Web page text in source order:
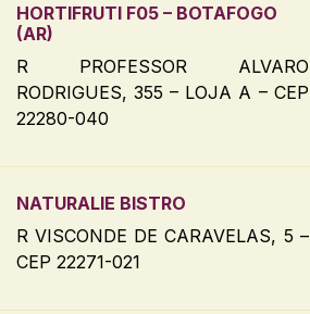
HORTIFRUTI F05 – BOTAFOGO
(AR)
R PROFESSOR ALVARO
RODRIGUES, 355 – LOJA A – CEP
22280-040
NATURALIE BISTRO
R VISCONDE DE CARAVELAS, 5 –
CEP 22271-021